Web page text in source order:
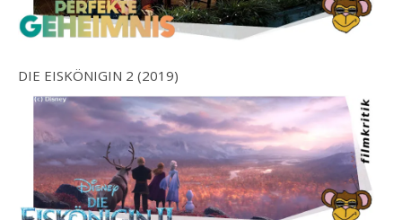
DIE EISKÖNIGIN 2 (2019)